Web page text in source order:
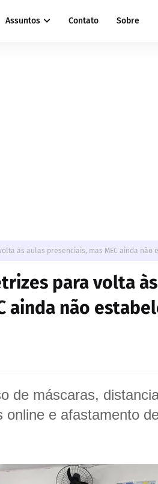
Assuntos Contato Sobre
às aulas presenciais, mas MEC ainda
para volta
ainda não
de máscaras,
e afastamento